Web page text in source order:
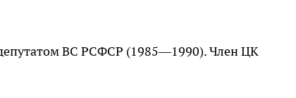
ВС РСФСР (1985—1990). Член ЦК